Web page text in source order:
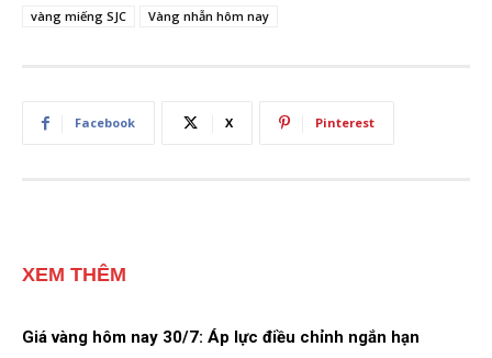
vàng miếng SJC
Vàng nhẫn hôm nay
Facebook X Pinterest
XEM THÊM
Giá vàng hôm nay 30/7: Áp lực điều chỉnh ngắn hạn